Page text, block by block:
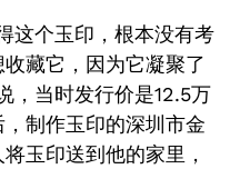
个玉印，根本没有考
藏它，因为它凝聚了
，当时发行价是12.5万
制作玉印的深圳市金
玉印送到他的家里，